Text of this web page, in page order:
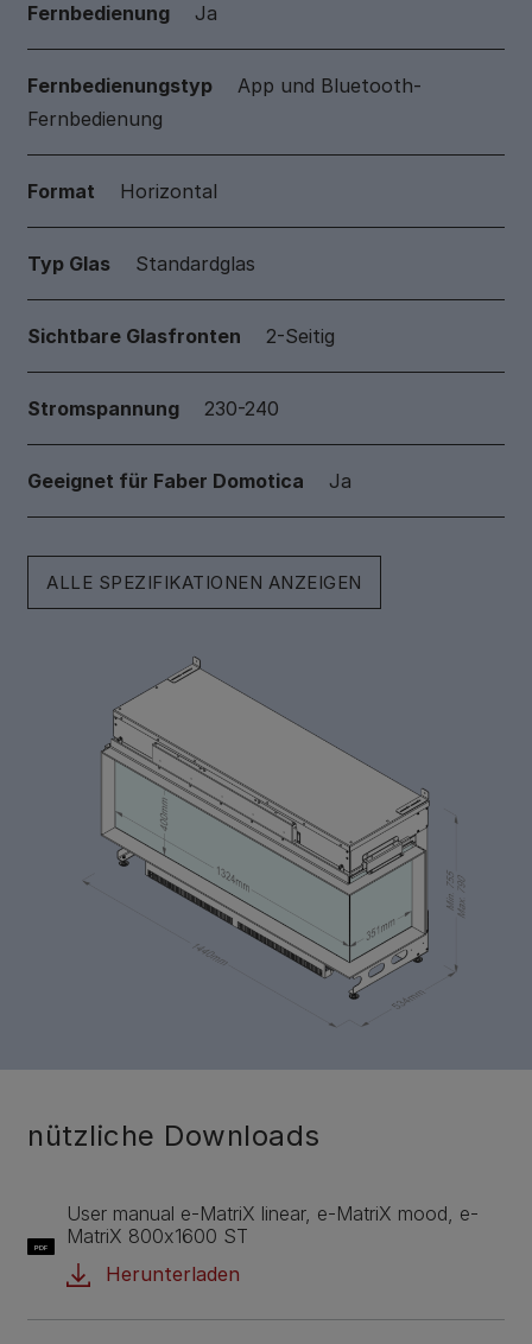
Fernbedienung Ja
Fernbedienungstyp
App und Bluetooth-
Fernbedienung
Format Horizontal
Typ Glas Standardglas
Sichtbare Glasfronten 2-Seitig
Stromspannung 230-240
Geeignet für Faber Domotica Ja
ALLE SPEZIFIKATIONEN ANZEIGEN
nützliche Downloads
PDF
User manual e-MatriX linear, e-MatriX mood, e-
MatriX 800x1600 ST
Herunterladen